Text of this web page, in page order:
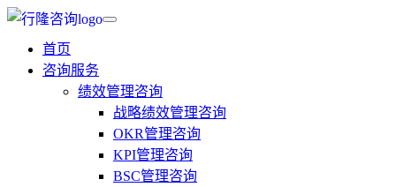
首页
咨询服务
绩效管理咨询
战略绩效管理咨询
OKR管理咨询
KPI管理咨询
BSC管理咨询